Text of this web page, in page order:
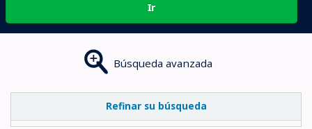
Ir
Búsqueda avanzada
Refinar su búsqueda